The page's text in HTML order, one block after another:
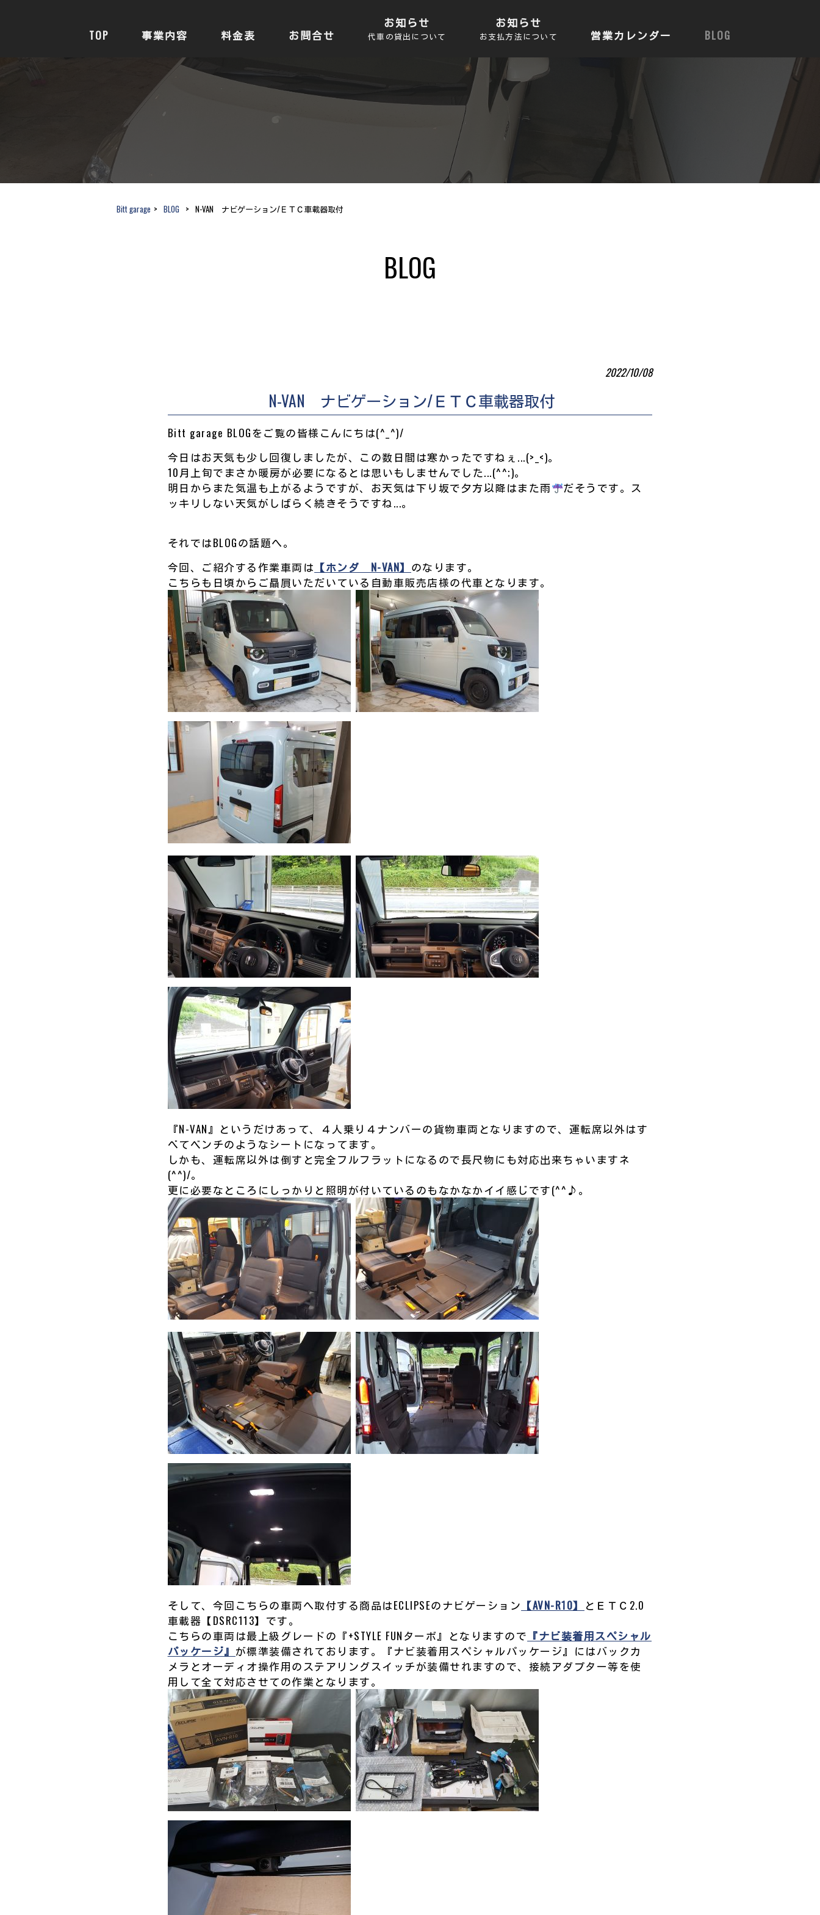
TOP 事業内容 料金表 お問合せ
お知らせ
代車の貸出について
お知らせ
お支払方法について 営業カレンダー BLOG
Bitt garage > BLOG > N-VAN ナビゲーション/ＥＴＣ車載器取付
BLOG
2022/10/08
N-VAN ナビゲーション/ＥＴＣ車載器取付
Bitt garage BLOGをご覧の皆様こんにちは(^_^)/
今日はお天気も少し回復しましたが、この数日間は寒かったですねぇ...(>_<)。
10月上旬でまさか暖房が必要になるとは思いもしませんでした...(^^;)。
明日からまた気温も上がるようですが、お天気は下り坂で夕方以降はまた雨
だそうです。ス
ッキリしない天気がしばらく続きそうですね...。
それではBLOGの話題へ。
今回、ご紹介する作業車両は 【ホンダ N-VAN】 のなります。
こちらも日頃からご贔屓いただいている自動車販売店様の代車となります。
『N-VAN』というだけあって、４人乗り４ナンバーの貨物車両となりますので、運転席以外はす
べてベンチのようなシートになってます。
しかも、運転席以外は倒すと完全フルフラットになるので長尺物にも対応出来ちゃいますネ
(^^)/。
更に必要なところにしっかりと照明が付いているのもなかなかイイ感じです(^^♪。
そして、今回こちらの車両へ取付する商品はECLIPSEのナビゲーション 【AVN-R10】 とＥＴＣ2.0
車載器【DSRC113】です。
こちらの車両は最上級グレードの『+STYLE FUNターボ』となりますので 『ナビ装着用スペシャル
パッケージ』 が標準装備されております。『ナビ装着用スペシャルパッケージ』にはバックカ
メラとオーディオ操作用のステアリングスイッチが装備せれますので、接続アダプター等を使
用して全て対応させての作業となります。